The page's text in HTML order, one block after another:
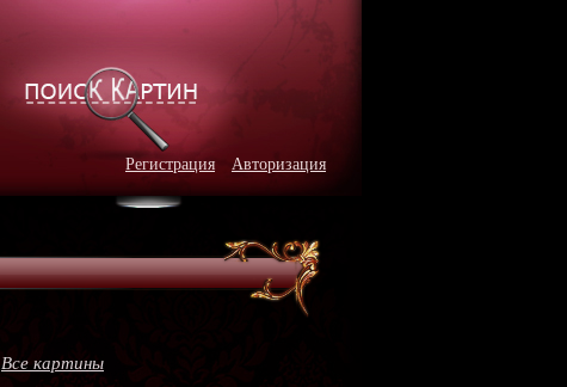
Регистрация Авторизация
Все картины